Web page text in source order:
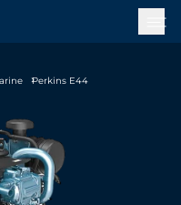
Perkins E44